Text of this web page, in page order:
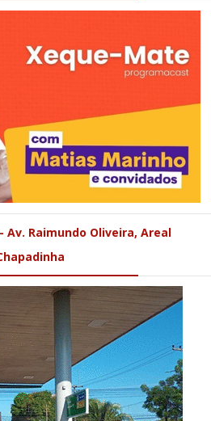
- Av. Raimundo Oliveira, Areal